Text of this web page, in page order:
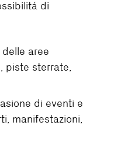
di
aree
piste sterrate,
di eventi e
manifestazioni,